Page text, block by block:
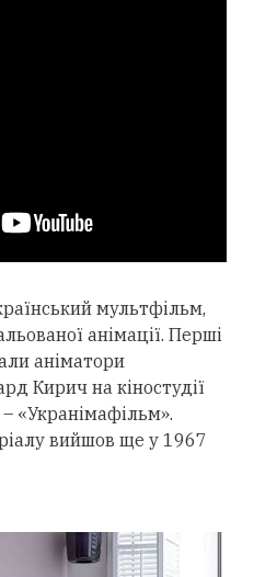
мультфільм,
анімації. Перші
аніматори
Кирич на кіностудії
«Укранімафільм».
вийшов ще у 1967